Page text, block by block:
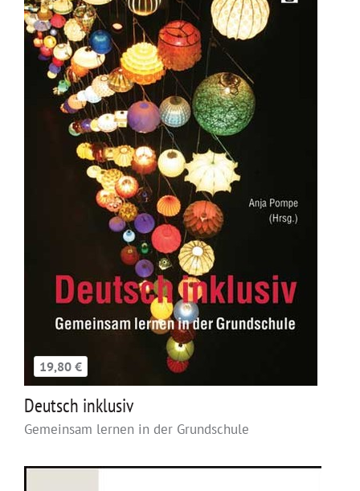
19,80 €
Deutsch inklusiv
Gemeinsam lernen in der Grundschule